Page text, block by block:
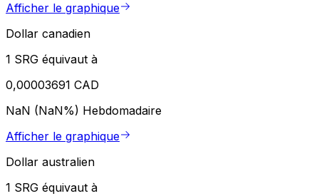
Afficher le graphique
Dollar canadien
1 SRG équivaut à
0,00003691 CAD
NaN (NaN%) Hebdomadaire
Afficher le graphique
Dollar australien
1 SRG équivaut à